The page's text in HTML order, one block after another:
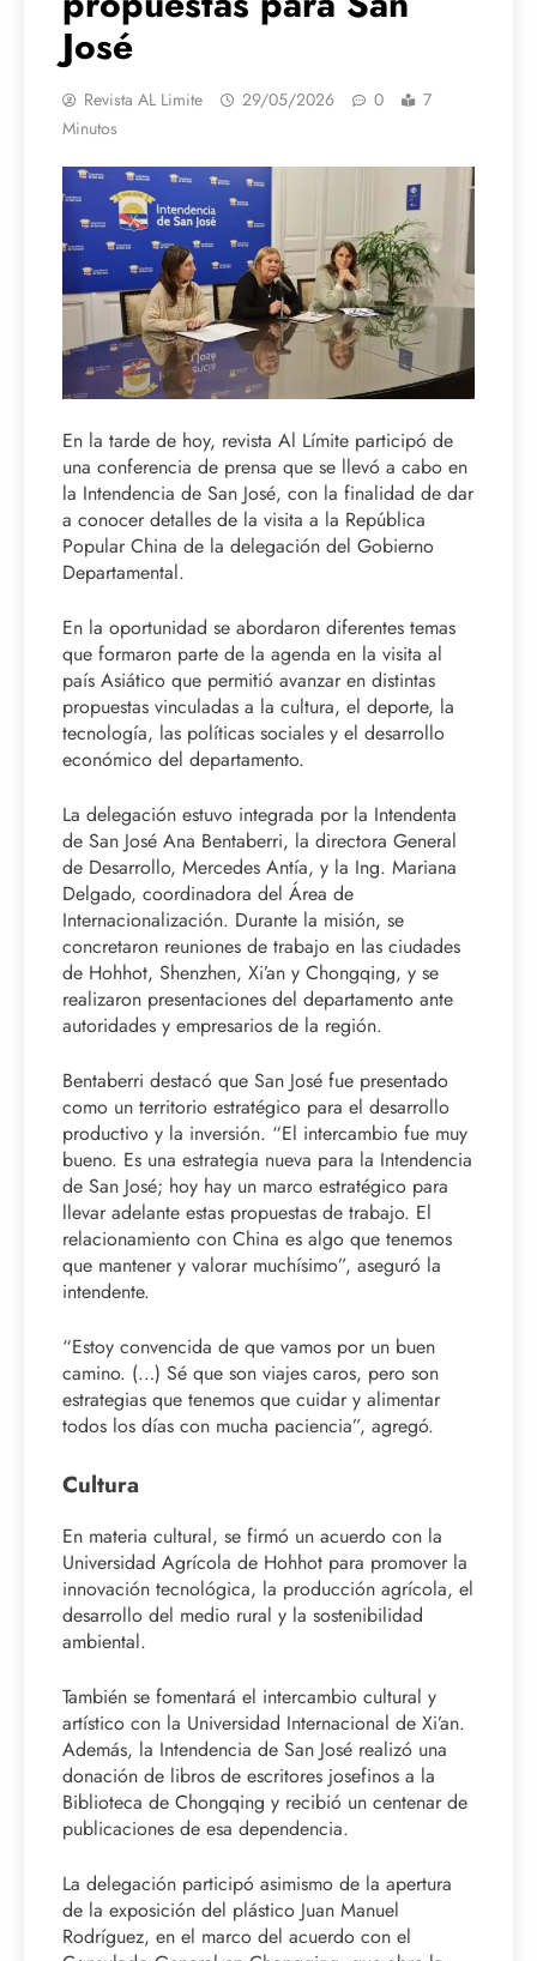
José
Revista AL Limite 29/05/2026 0
7
Minutos
En la tarde de hoy, revista Al Límite participó de
una conferencia de prensa que se llevó a cabo en
la Intendencia de San José, con la finalidad de dar
a conocer detalles de la visita a la República
Popular China de la delegación del Gobierno
Departamental.
En la oportunidad se abordaron diferentes temas
que formaron parte de la agenda en la visita al
país Asiático que permitió avanzar en distintas
propuestas vinculadas a la cultura, el deporte, la
tecnología, las políticas sociales y el desarrollo
económico del departamento.
La delegación estuvo integrada por la Intendenta
de San José Ana Bentaberri, la directora General
de Desarrollo, Mercedes Antía, y la Ing. Mariana
Delgado, coordinadora del Área de
Internacionalización. Durante la misión, se
concretaron reuniones de trabajo en las ciudades
de Hohhot, Shenzhen, Xi’an y Chongqing, y se
realizaron presentaciones del departamento ante
autoridades y empresarios de la región.
Bentaberri destacó que San José fue presentado
como un territorio estratégico para el desarrollo
productivo y la inversión. “El intercambio fue muy
bueno. Es una estrategia nueva para la Intendencia
de San José; hoy hay un marco estratégico para
llevar adelante estas propuestas de trabajo. El
relacionamiento con China es algo que tenemos
que mantener y valorar muchísimo”, aseguró la
intendente.
“Estoy convencida de que vamos por un buen
camino. (…) Sé que son viajes caros, pero son
estrategias que tenemos que cuidar y alimentar
todos los días con mucha paciencia”, agregó.
Cultura
En materia cultural, se firmó un acuerdo con la
Universidad Agrícola de Hohhot para promover la
innovación tecnológica, la producción agrícola, el
desarrollo del medio rural y la sostenibilidad
ambiental.
También se fomentará el intercambio cultural y
artístico con la Universidad Internacional de Xi’an.
Además, la Intendencia de San José realizó una
donación de libros de escritores josefinos a la
Biblioteca de Chongqing y recibió un centenar de
publicaciones de esa dependencia.
La delegación participó asimismo de la apertura
de la exposición del plástico Juan Manuel
Rodríguez, en el marco del acuerdo con el